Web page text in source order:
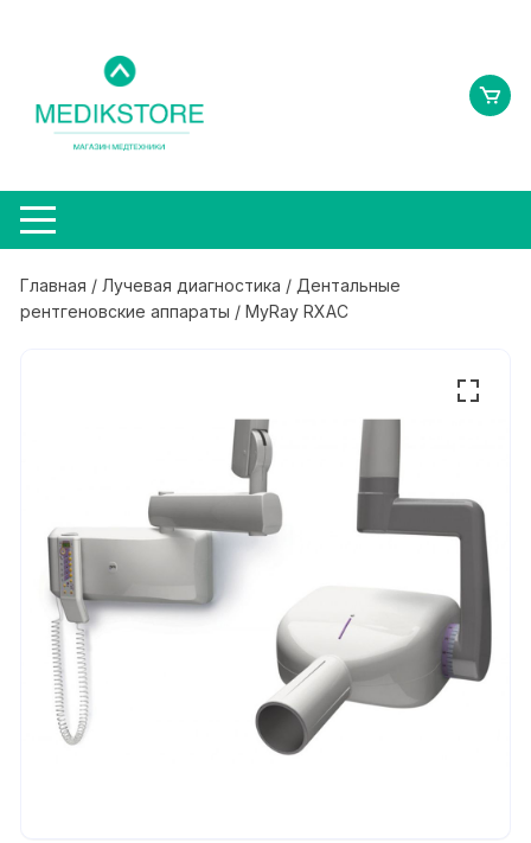
содержимому
Главная / Лучевая диагностика / Дентальные
рентгеновские аппараты / MyRay RXAC